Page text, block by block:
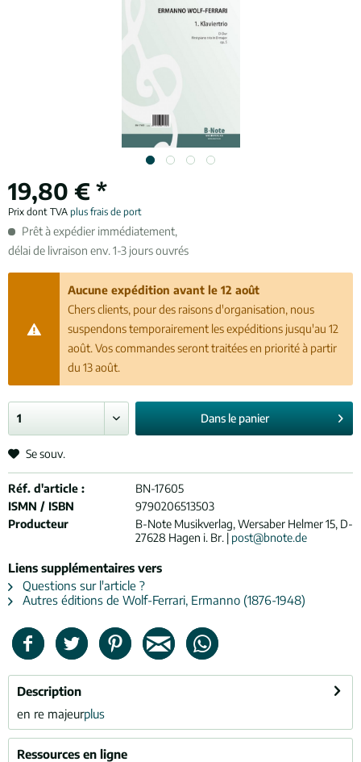
19,80 € *
Prix dont TVA plus frais de port
Prêt à expédier immédiatement,
délai de livraison env. 1-3 jours ouvrés
Aucune expédition avant le 12 août
Chers clients, pour des raisons d'organisation, nous
suspendons temporairement les expéditions jusqu'au 12
août. Vos commandes seront traitées en priorité à partir
du 13 août.
Dans le panier
Se souv.
Réf. d'article :
BN-17605
ISMN / ISBN
9790206513503
Producteur
B-Note Musikverlag, Wersaber Helmer 15, D-
27628 Hagen i. Br. | post@bnote.de
Liens supplémentaires vers
Questions sur l'article ?
Autres éditions de Wolf-Ferrari, Ermanno (1876-1948)
Description
en re majeurplus
Ressources en ligne